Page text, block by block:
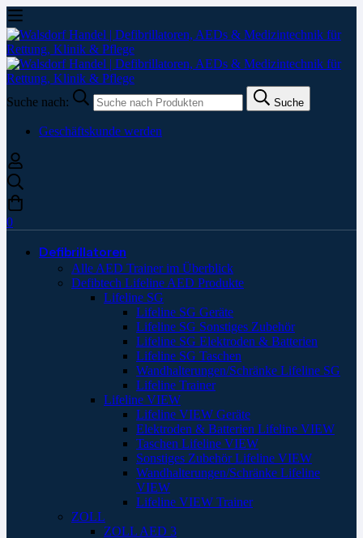
Suche nach: Suche
Geschäftskunde werden
0
Defibrillatoren
Alle AED Trainer im Überblick
Defibtech Lifeline AED Produkte
Lifeline SG
Lifeline SG Geräte
Lifeline SG Sonstiges Zubehör
Lifeline SG Elektroden & Batterien
Lifeline SG Taschen
Wandhalterungen/Schränke Lifeline SG
Lifeline Trainer
Lifeline VIEW
Lifeline VIEW Geräte
Elektroden & Batterien Lifeline VIEW
Taschen Lifeline VIEW
Sonstiges Zubehör Lifeline VIEW
Wandhalterungen/Schränke Lifeline
VIEW
Lifeline VIEW Trainer
ZOLL
ZOLL AED 3